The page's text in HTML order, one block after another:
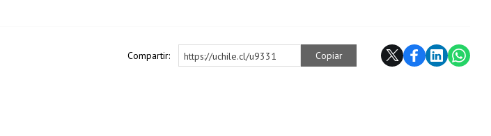
Compartir: https://uchile.cl/u9331 Copiar